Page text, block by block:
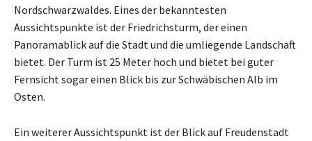
Nordschwarzwaldes. Eines der bekanntesten
Aussichtspunkte ist der Friedrichsturm, der einen
Panoramablick auf die Stadt und die umliegende Landschaft
bietet. Der Turm ist 25 Meter hoch und bietet bei guter
Fernsicht sogar einen Blick bis zur Schwäbischen Alb im
Osten.
Ein weiterer Aussichtspunkt ist der Blick auf Freudenstadt